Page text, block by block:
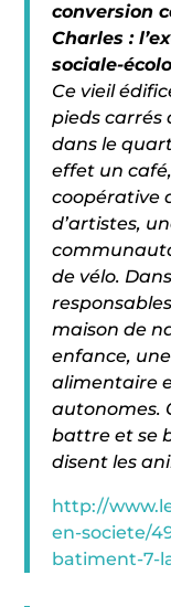
conversion
Charles :
sociale-
Ce vieil
pieds carrés
dans le
effet un
coopérative
d’artistes,
de vélo.
maison de
enfance,
alimentaire
autonomes.
battre et se
disent les
http://
en-societe/
batiment-7-